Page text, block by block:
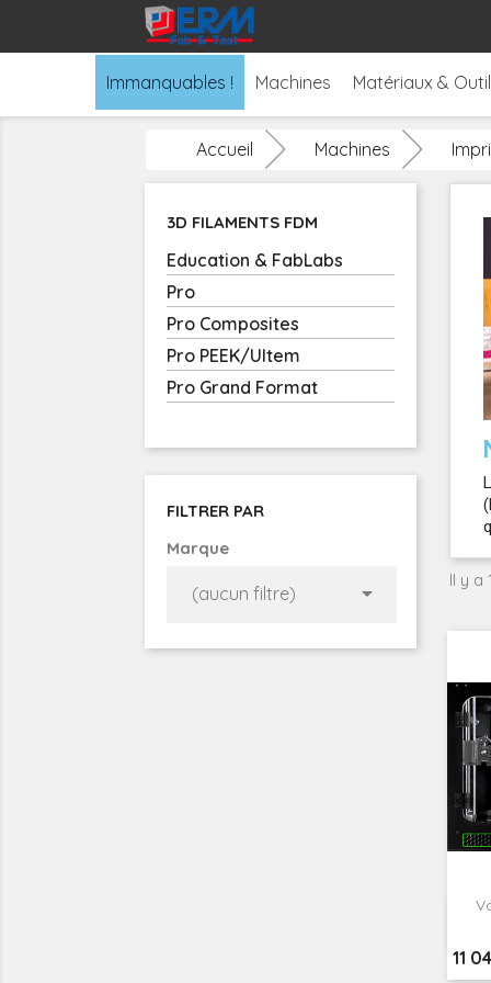
Immanquables ! Machines Matériaux &
Accueil Machines
3D FILAMENTS FDM
Education & FabLabs
Pro
Pro Composites
Pro PEEK/Ultem
Pro Grand Format
FILTRER PAR
Marque
(aucun filtre) 
Il y a
Prix
11